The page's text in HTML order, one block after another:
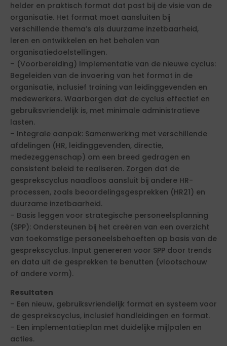
helder en praktisch format dat past bij de visie van de
organisatie. Het format moet aansluiten bij
verschillende thema’s als duurzame inzetbaarheid,
leren en ontwikkelen en het behalen van
organisatiedoelstellingen.
– (Voorbereiding) Implementatie van de nieuwe cyclus:
Begeleiden van de invoering van het format in de
organisatie, inclusief training van leidinggevenden en
medewerkers. Waarborgen dat de cyclus effectief en
gebruiksvriendelijk is, met minimale administratieve
lasten.
– Integrale aanpak: Samenwerking met verschillende
afdelingen (HR, leidinggevenden, directie,
medezeggenschap) om een breed gedragen en
consistent beleid te realiseren. Zorgen dat de
gesprekscyclus naadloos aansluit bij andere HR-
processen, zoals beoordelingsgesprekken (HR21) en
duurzame inzetbaarheid.
– Basis leggen voor strategische personeelsplanning
(SPP): Ondersteunen bij het creëren van een overzicht
van toekomstige personeelsbehoeften op basis van de
gesprekscyclus. Input genereren voor SPP door trends
en data uit de gesprekken te benutten (vlootschouw
of andere vorm).
Resultaten
– Een nieuw, gebruiksvriendelijk format en systeem voor
de gesprekscyclus, inclusief handleidingen en format.
– Een implementatieplan met duidelijke mijlpalen en
acties.